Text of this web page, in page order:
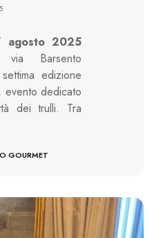
agosto 2025
Barsento
edizione
evento dedicato
dei trulli. Tra
GOURMET